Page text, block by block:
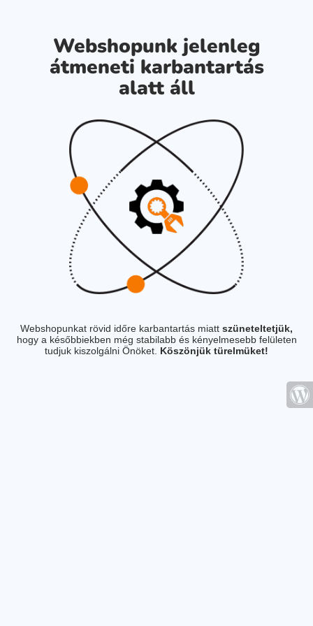
Webshopunk jelenleg
átmeneti karbantartás
alatt áll
Webshopunkat rövid időre karbantartás miatt szüneteltetjük,
hogy a későbbiekben még stabilabb és kényelmesebb felületen
tudjuk kiszolgálni Önöket. Köszönjük türelmüket!